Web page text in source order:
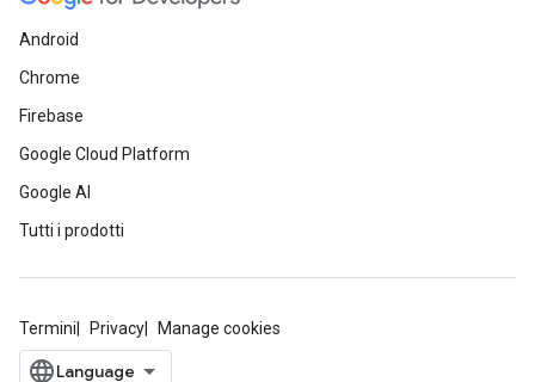
Android
Chrome
Firebase
Google Cloud Platform
Google AI
Tutti i prodotti
Termini Privacy Manage cookies